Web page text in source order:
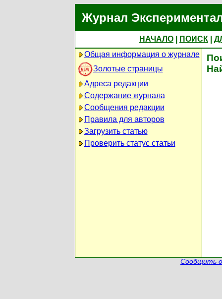
Журнал
НАЧАЛО ПОИСК
Общая информация о журнале
Золотые страницы
Адреса редакции
Содержание журнала
Сообщения редакции
Правила для авторов
Загрузить статью
Проверить статус статьи
Сообщить о